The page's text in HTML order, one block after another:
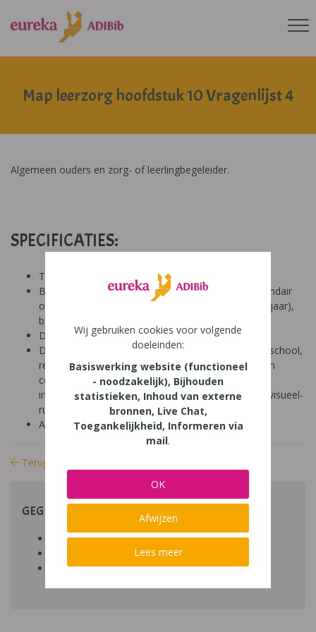
Map leerzorg hoofdstuk 10 Vragenlijst 4
Algemeen ouders en zorg- of leerlingbegeleider.
SPECIFICATIES:
Tool: van ons
Besproken Leeftijd: basisonderwijs (6-9 jaar), secundair
onderwijs (12-14 jaar), secundair onderwijs (14-18 jaar),
basisonderwijs (9-12 jaar)
Diagnose: leerproblemen
Domein: gezin, leren studeren, organisatie klas en school,
rekenen / wiskunde, socio-emotioneel, aandacht en
concentratie, talen, lezen, schrijven, structuur,
intelligentie, gedrag, motivatie, motoriek, spelling, visueel-
ruimtelijk
Aard: praktisch
Terug naar bibliotheek
GEGEVENS
Auteur artikel:
Datum toegevoegd:
Download:bestand
Wij gebruiken cookies voor volgende
doeleinden:
Basiswerking website (functioneel
- noodzakelijk), Bijhouden
statistieken, Inhoud van externe
bronnen, Live Chat,
Toegankelijkheid, Informeren via
mail.
OK
Afwijzen
Lees meer